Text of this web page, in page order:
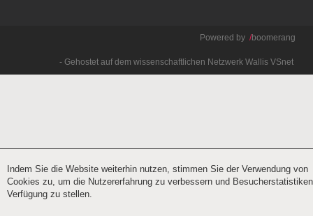
Powered by /boomerang
- Gehostet auf dem wissenschaftlichen Netzwerk Wallis VSnet
Indem Sie die Website weiterhin nutzen, stimmen Sie der Verwendung von
Cookies zu, um die Nutzererfahrung zu verbessern und
Verfügung zu stellen.